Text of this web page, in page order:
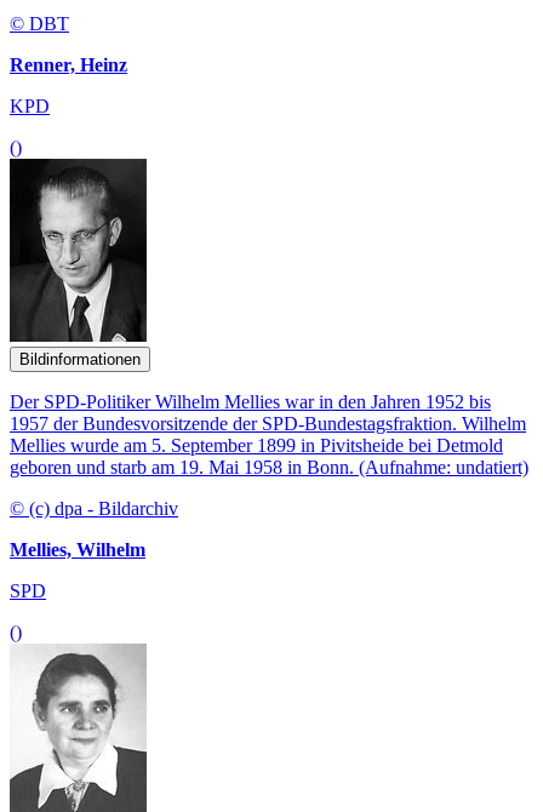
© DBT
Renner, Heinz
KPD
()
Bildinformationen
Der SPD-Politiker Wilhelm Mellies war in den Jahren 1952 bis
1957 der Bundesvorsitzende der SPD-Bundestagsfraktion. Wilhelm
Mellies wurde am 5. September 1899 in Pivitsheide bei Detmold
geboren und starb am 19. Mai 1958 in Bonn. (Aufnahme: undatiert)
© (c) dpa - Bildarchiv
Mellies, Wilhelm
SPD
()